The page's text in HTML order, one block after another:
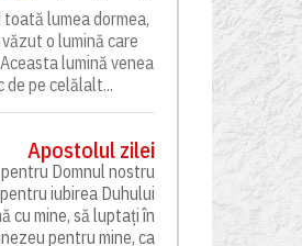
lumea dormea,
o lumină care
lumină venea
de pe celălalt...
Apostolul zilei
Domnul nostru
iubirea Duhului
cu mine, să luptați în
pentru mine, ca